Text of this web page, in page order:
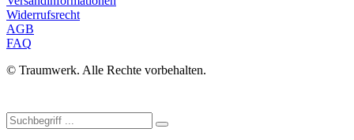
Widerrufsrecht
AGB
FAQ
© Traumwerk. Alle Rechte vorbehalten.